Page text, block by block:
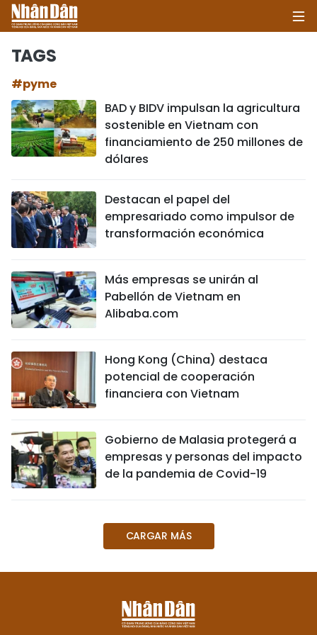
POLÍTICA
ECONOMÍA
SOCIEDAD
SALUD - MEDIO AMBIENTE
INTERNACIONAL
VIAJES
PUENTE DE AMISTAD
HISTORIAS MULTIMEDIA
FOTOGRAFÍA
TIẾNG VIỆT
中文
TAGS
#pyme
BAD y BIDV impulsan la agricultura
sostenible en Vietnam con
financiamiento de 250 millones de
dólares
Destacan el papel del
empresariado como impulsor de
transformación económica
Más empresas se unirán al
Pabellón de Vietnam en
Alibaba.com
Hong Kong (China) destaca
potencial de cooperación
financiera con Vietnam
Gobierno de Malasia protegerá a
empresas y personas del impacto
de la pandemia de Covid-19
CARGAR MÁS